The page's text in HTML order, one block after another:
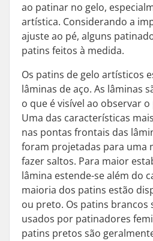
ao patinar no gelo,
artística. Considerando a
ajuste ao pé, alguns
patins feitos à medida.
Os patins de gelo artísticos
lâminas de aço. As lâminas
o que é visível ao observar
Uma das características
nas pontas frontais das
foram projetadas para uma
fazer saltos. Para maior
lâmina estende-se além do
maioria dos patins estão
ou preto. Os patins
usados por patinadores
patins pretos são